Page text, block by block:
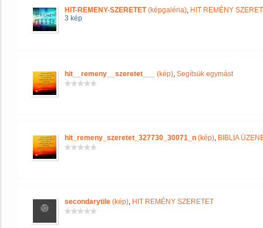
HIT-REMENY-SZERETET(képgaléria), HIT REMÉNY
3 kép
hit__remeny__szeretet___ (kép), Segítsük egymást
hit_remeny_szeretet_327730_30071_n (kép), BIBLIA
secondarytile (kép), HIT REMÉNY SZERETET